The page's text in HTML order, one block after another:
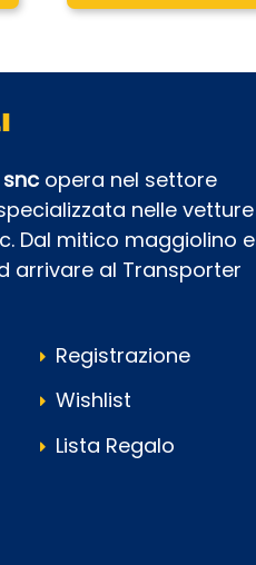
snc opera nel settore
nelle vetture
Dal mitico maggiolino e
arrivare al Transporter
Registrazione
Wishlist
Lista Regalo